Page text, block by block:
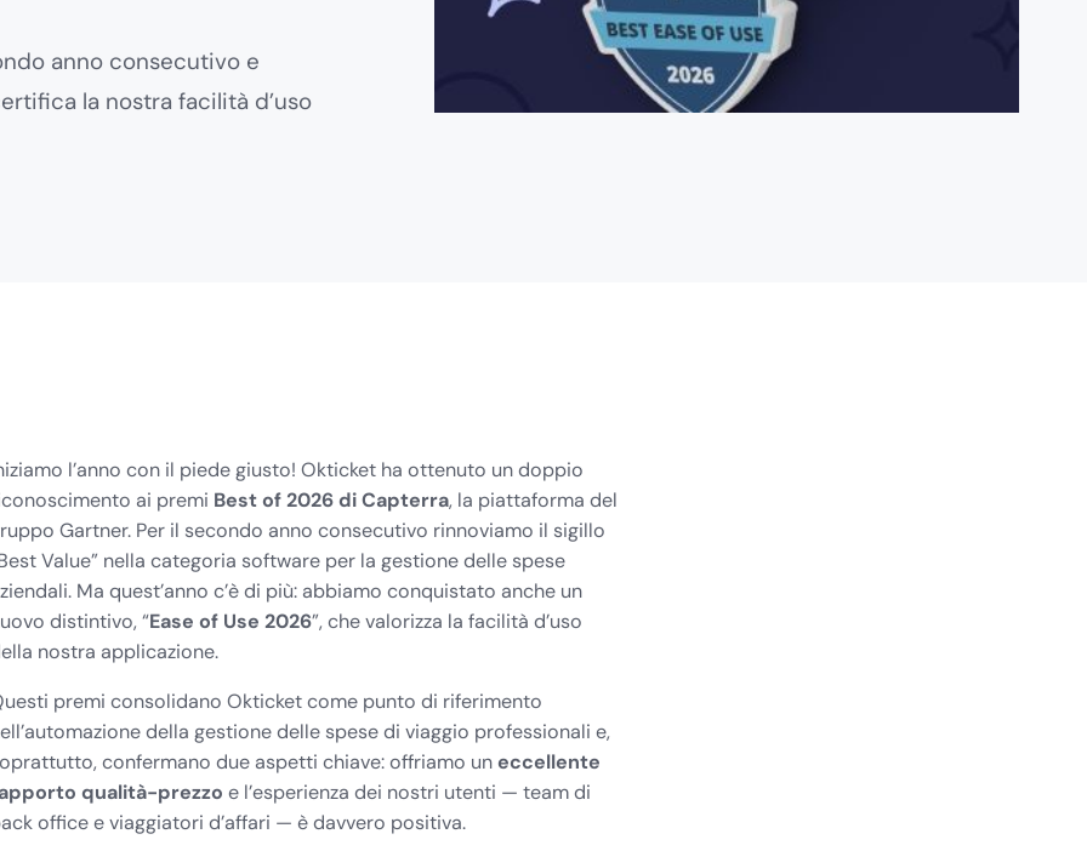
anno consecutivo e
la nostra facilità d’uso
l’anno con il piede giusto! Okticket ha ottenuto un doppio
ai premi Best of 2026 di Capterra, la piattaforma del
Gartner. Per il secondo anno consecutivo rinnoviamo il sigillo
Value” nella categoria software per la gestione delle spese
Ma quest’anno c’è di più: abbiamo conquistato anche un
distintivo, “Ease of Use 2026”, che valorizza la facilità d’uso
nostra applicazione.
premi consolidano Okticket come punto di riferimento
della gestione delle spese di viaggio professionali e,
confermano due aspetti chiave: offriamo uneccellente
qualità-prezzo e l’esperienza dei nostri utenti — team di
office e viaggiatori d’affari — è davvero positiva.